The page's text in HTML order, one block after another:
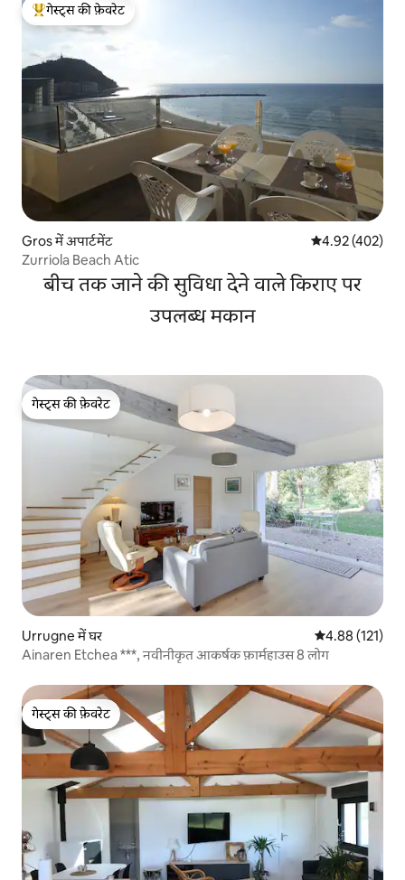
गेस्ट्स का टॉप फ़ेवरेट
गेस्ट्स की फ़ेवरेट
Gros में अपार्टमेंट औसत रेटिंग 5 में से
4.92 (402)
Zurriola Beach Atic
बीच तक जाने की सुविधा देने वाले किराए पर
उपलब्ध मकान
गेस्ट्स की फ़ेवरेट
गेस्ट्स की फ़ेवरेट
Urrugne में घर औसत रेटिंग 5 में से
4.88 (121)
Ainaren Etchea ***, नवीनीकृत आकर्षक फ़ार्महाउस 8 लोग
गेस्ट्स की फ़ेवरेट
गेस्ट्स की फ़ेवरेट